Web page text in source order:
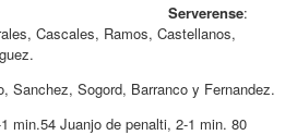
Serverense:
Cascales, Ramos, Castellanos,
Sanchez, Sogord, Barranco y Fernandez.
min.54 Juanjo de penalti, 2-1 min. 80